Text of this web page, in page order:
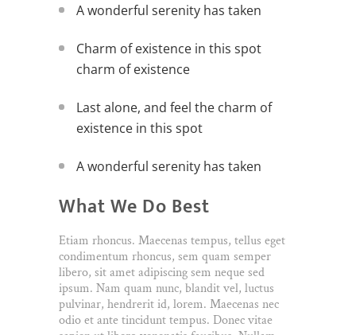
A wonderful serenity has taken
Charm of existence in this spot
charm of existence
Last alone, and feel the charm of
existence in this spot
A wonderful serenity has taken
What We Do Best
Etiam rhoncus. Maecenas tempus, tellus eget
condimentum rhoncus, sem quam semper
libero, sit amet adipiscing sem neque sed
ipsum. Nam quam nunc, blandit vel, luctus
pulvinar, hendrerit id, lorem. Maecenas nec
odio et ante tincidunt tempus. Donec vitae